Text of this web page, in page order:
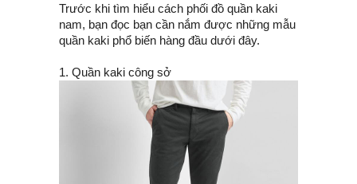
Trước khi tìm hiểu cách phối đồ quần kaki
nam, bạn đọc bạn cần nắm được những mẫu
quần kaki phổ biến hàng đầu dưới đây.
1. Quần kaki công sở